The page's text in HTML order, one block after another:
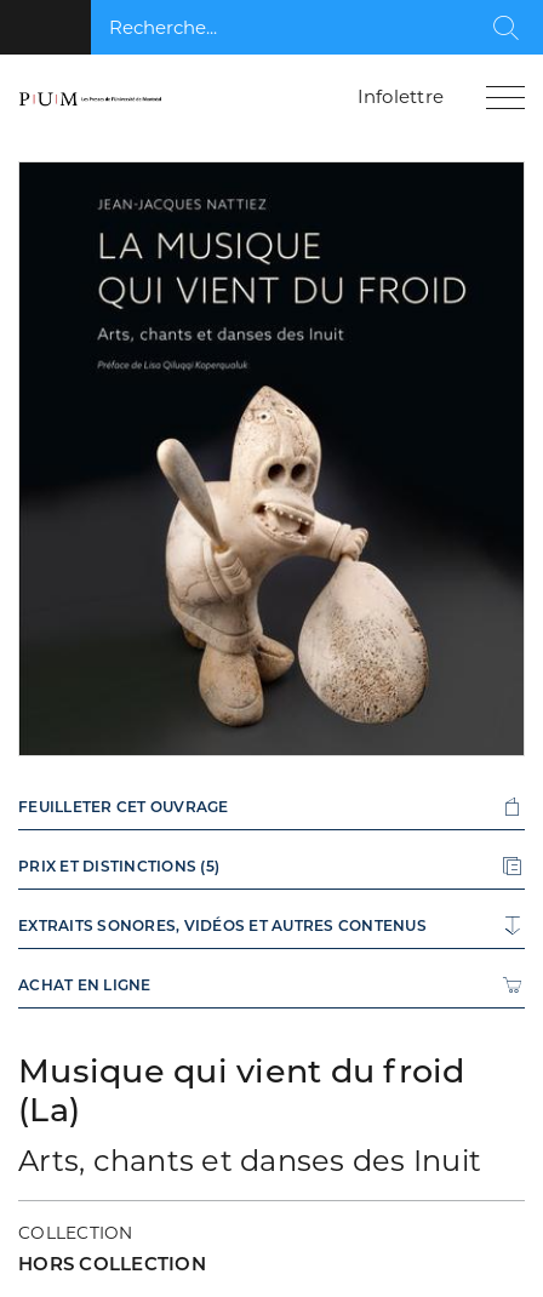
Recherche...
Infolettre
Musique qui vient du froid
(La)
Arts, chants et danses des Inuit
COLLECTION
HORS COLLECTION
FEUILLETER CET OUVRAGE
PRIX ET DISTINCTIONS (5)
EXTRAITS SONORES, VIDÉOS ET AUTRES CONTENUS
ACHAT EN LIGNE